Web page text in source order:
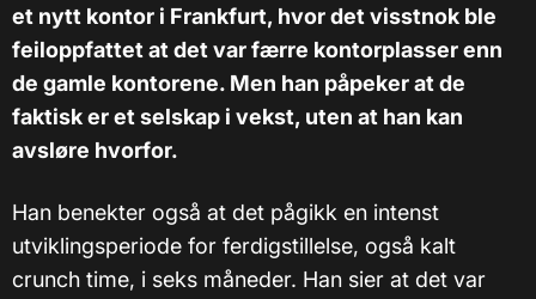
et nytt kontor i Frankfurt, hvor det visstnok ble
feiloppfattet at det var færre kontorplasser enn
de gamle kontorene. Men han påpeker at de
faktisk er et selskap i vekst, uten at han kan
avsløre hvorfor.
Han benekter også at det pågikk en intenst
utviklingsperiode for ferdigstillelse, også kalt
crunch time, i seks måneder. Han sier at det var